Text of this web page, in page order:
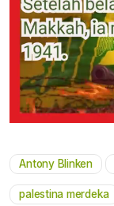
Antony Blinken
palestina merdeka